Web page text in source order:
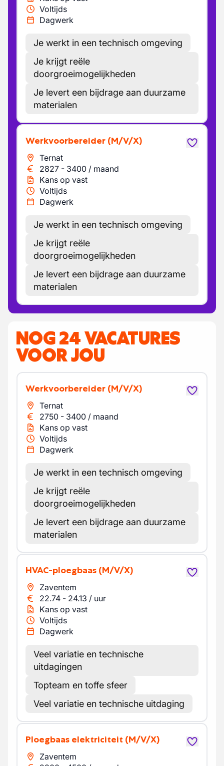
Voltijds
Dagwerk
Je werkt in een technisch omgeving
Je krijgt reële
doorgroeimogelijkheden
Je levert een bijdrage aan duurzame
materialen
Werkvoorbereider (M/V/X)
Ternat
2827 - 3400 / maand
Kans op vast
Voltijds
Dagwerk
Je werkt in een technisch omgeving
Je krijgt reële
doorgroeimogelijkheden
Je levert een bijdrage aan duurzame
materialen
NOG 24 VACATURES
VOOR JOU
Werkvoorbereider (M/V/X)
Ternat
2750 - 3400 / maand
Kans op vast
Voltijds
Dagwerk
Je werkt in een technisch omgeving
Je krijgt reële
doorgroeimogelijkheden
Je levert een bijdrage aan duurzame
materialen
HVAC-ploegbaas (M/V/X)
Zaventem
22.74 - 24.13 / uur
Kans op vast
Voltijds
Dagwerk
Veel variatie en technische
uitdagingen
Topteam en toffe sfeer
Veel variatie en technische uitdaging
Ploegbaas elektriciteit (M/V/X)
Zaventem